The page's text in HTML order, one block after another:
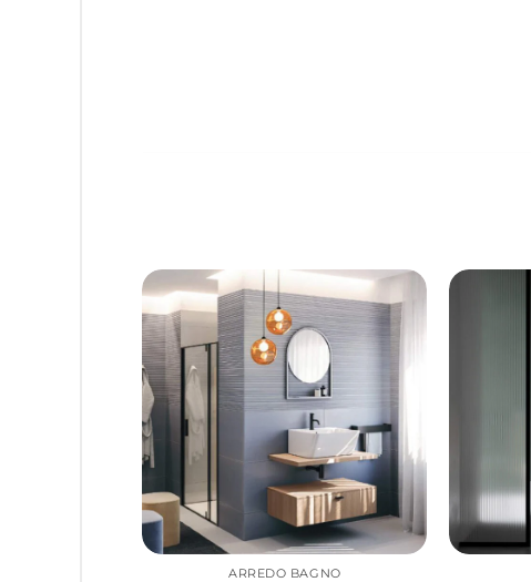
ARREDO BAGNO